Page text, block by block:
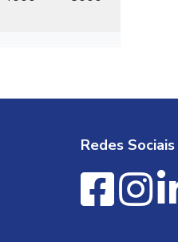
Redes Sociais